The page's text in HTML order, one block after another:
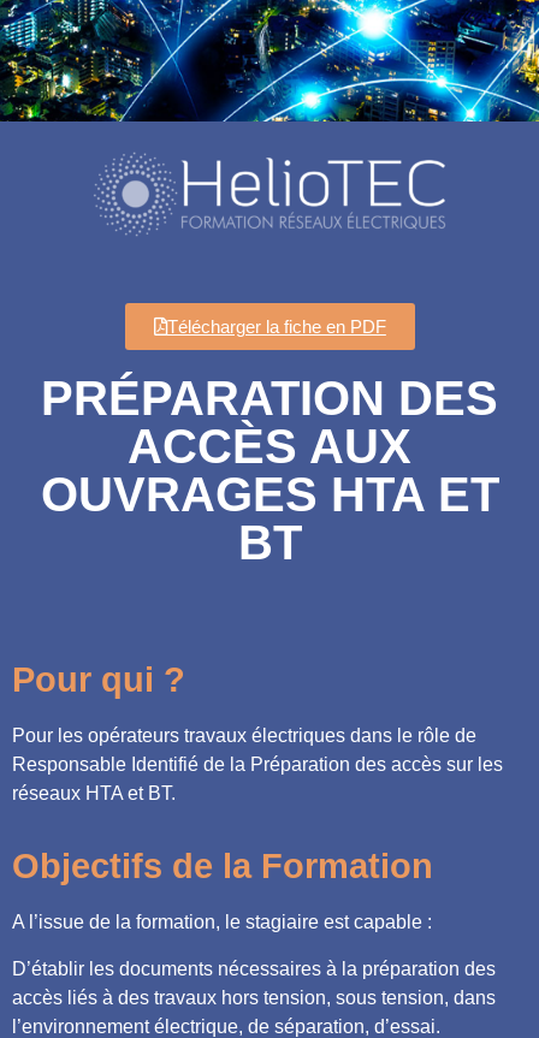
Télécharger la fiche en PDF
PRÉPARATION DES
ACCÈS AUX
OUVRAGES HTA ET
BT​
Pour qui ?
Pour les opérateurs travaux électriques dans le rôle de
Responsable Identifié de la Préparation des accès sur les
réseaux HTA et BT.
Objectifs de la Formation
A l’issue de la formation, le stagiaire est capable :
D’établir les documents nécessaires à la préparation des
accès liés à des travaux hors tension, sous tension, dans
l’environnement électrique, de séparation, d’essai.